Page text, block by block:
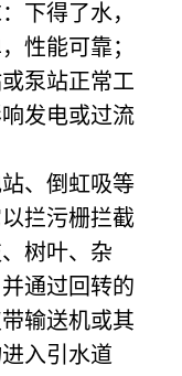
下得了水，
性能可靠；
泵站正常工
发电或过流
、倒虹吸等
拦污栅拦截
树叶、杂
通过回转的
输送机或其
入引水道